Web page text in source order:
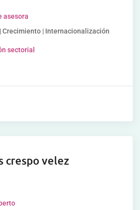
asesora
Crecimiento | Internacionalización
sectorial
crespo velez